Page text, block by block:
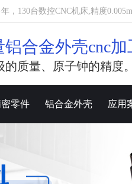
，130台数控CNC机床,精度
合金外壳cnc加
质量、原子钟的精度。
零件 铝合金外壳 应用